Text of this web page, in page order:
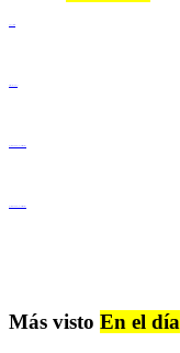
Más visto En el día